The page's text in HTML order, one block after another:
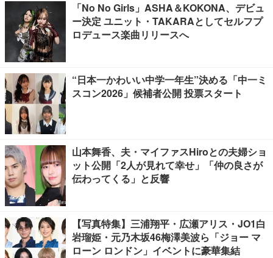
「No No Girls」ASHA＆KOKONA、デビュ
ー決定 ユニット・TAKARAとしてセルフプ
ロデュース楽曲リリースへ
“日本一かわいい中学一年生”決める「中一ミ
スコン2026」候補者公開 投票スタート
山本舞香、夫・マイファスHiroとの夫婦ショ
ット公開「2人が見れて幸せ」「仲の良さが
伝わってくる」と反響
【写真特集】三浦翔平・広瀬アリス・JO1白
岩瑠姫・元乃木坂46梅澤美波ら「ジョー マ
ローン ロンドン」イベントに豪華集結